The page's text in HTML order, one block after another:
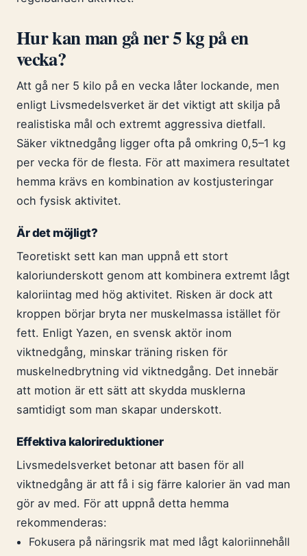
Hur kan man gå ner 5 kg på en
vecka?
Att gå ner 5 kilo på en vecka låter lockande, men
enligt Livsmedelsverket är det viktigt att skilja på
realistiska mål och extremt aggressiva dietfall.
Säker viktnedgång ligger ofta på omkring 0,5–1 kg
per vecka för de flesta. För att maximera resultatet
hemma krävs en kombination av kostjusteringar
och fysisk aktivitet.
Är det möjligt?
Teoretiskt sett kan man uppnå ett stort
kaloriunderskott genom att kombinera extremt lågt
kaloriintag med hög aktivitet. Risken är dock att
kroppen börjar bryta ner muskelmassa istället för
fett. Enligt Yazen, en svensk aktör inom
viktnedgång, minskar träning risken för
muskelnedbrytning vid viktnedgång. Det innebär
att motion är ett sätt att skydda musklerna
samtidigt som man skapar underskott.
Effektiva kalorireduktioner
Livsmedelsverket betonar att basen för all
viktnedgång är att få i sig färre kalorier än vad man
gör av med. För att uppnå detta hemma
rekommenderas:
Fokusera på näringsrik mat med lågt kaloriinnehåll